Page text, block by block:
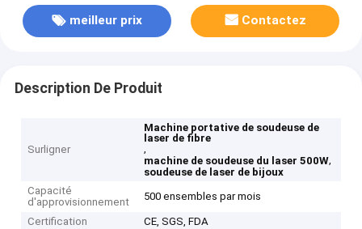
meilleur prix Contactez
Description De Produit
Surligner
Machine portative de soudeuse de
laser de fibre
,
machine de soudeuse du laser 500W,
soudeuse de laser de bijoux
Capacité
d'approvisionnement
500 ensembles par mois
Certification
CE, SGS, FDA